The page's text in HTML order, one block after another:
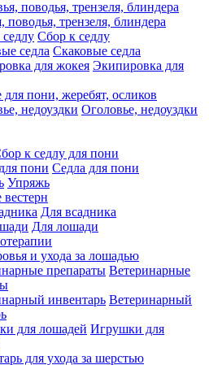
поводья, трензеля, блиндера
Сбор к седлу
Скаковые седла
Экипировка для
пони, жеребят, осликов
Оголовье, недоуздки
к седлу для пони
Седла для пони
Упряжь
Для всадника
Для лошади
и ухода за лошадью
Ветеринарные
Ветеринарный
Игрушки для